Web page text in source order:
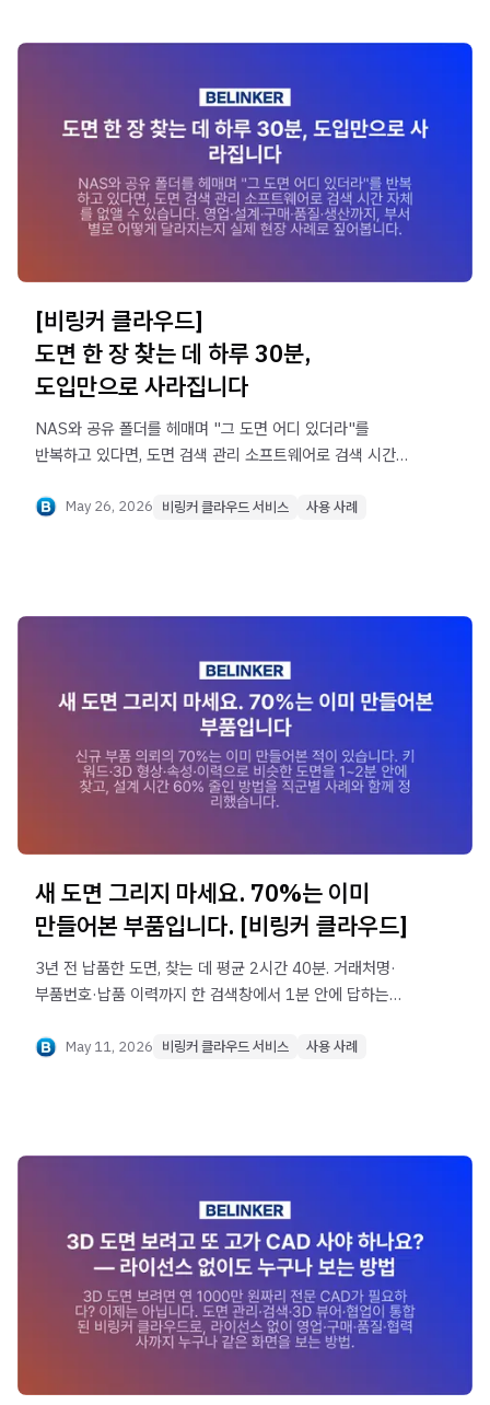
[비링커 클라우드]
도면 한 장 찾는 데 하루 30분,
도입만으로 사라집니다
NAS와 공유 폴더를 헤매며 "그 도면 어디 있더라"를
반복하고 있다면, 도면 검색 관리 소프트웨어로 검색 시간
부서별로 어떻게 달라지는지 실제 현장 사례로 짚어봅니다.
May 26, 2026 비링커 클라우드 서비스 사용 사례
새 도면 그리지 마세요. 70%는 이미
만들어본 부품입니다. [비링커 클라우드]
3년 전 납품한 도면, 찾는 데 평균 2시간 40분. 거래처명·
부품번호·납품 이력까지 한 검색창에서 1분 안에 답하는
비결. May 11, 2026 비링커 클라우드 서비스 사용 사례